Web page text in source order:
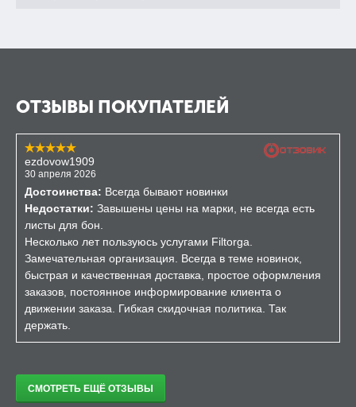
ОТЗЫВЫ ПОКУПАТЕЛЕЙ
ezdovow1909
30 апреля 2026
Достоинства: Всегда бывают новинки
Недостатки: Завышены цены на марки, не всегда есть
листы для бон.
Несколько лет пользуюсь услугами Filtorga.
Замечательная организация. Всегда в теме новинок,
быстрая и качественная доставка, простое оформления
заказов, постоянное информирование клиента о
движении заказа. Гибкая скидочная политика. Так
держать.
СМОТРЕТЬ ЕЩЁ ОТЗЫВЫ